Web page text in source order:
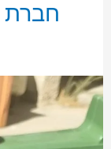
חברת